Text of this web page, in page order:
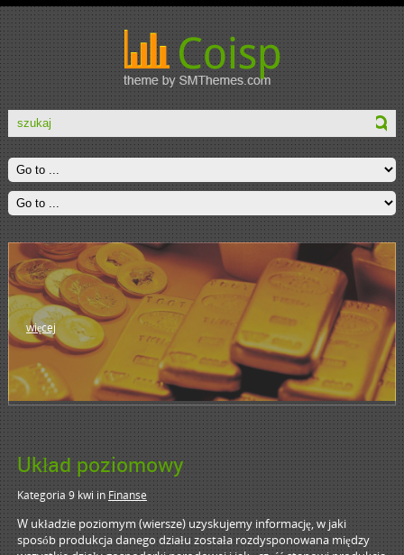
więcej
Układ poziomowy
Kategoria 9 kwiinFinanse
W układzie poziomym (wiersze) uzyskujemy informację, w jaki
sposób produkcja danego działu została rozdysponowana między